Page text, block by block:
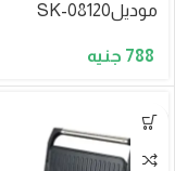
موديلSK-08120
788